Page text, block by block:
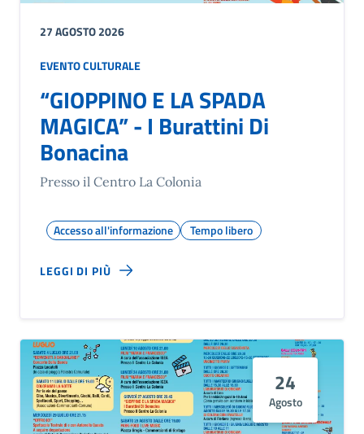
27 AGOSTO 2026
EVENTO CULTURALE
“GIOPPINO E LA SPADA
MAGICA” - I Burattini Di
Bonacina
Presso il Centro La Colonia
Accesso all'informazione Tempo libero
LEGGI DI PIÙ
24
Agosto